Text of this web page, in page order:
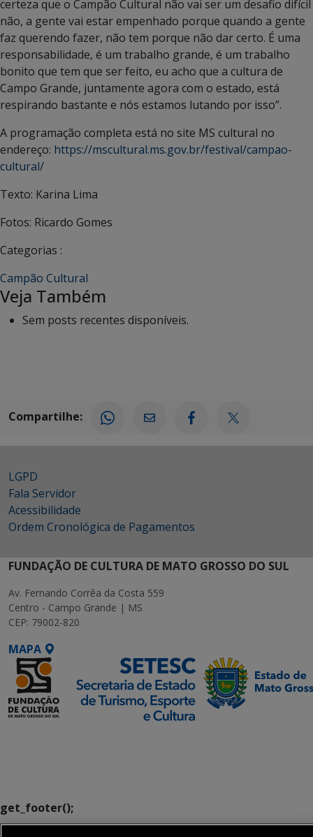
certeza que o Campão Cultural não vai ser um desafio difícil
não, a gente vai estar empenhado porque quando a gente
faz querendo fazer, não tem porque não dar certo. É uma
responsabilidade, é um trabalho grande, é um trabalho
bonito que tem que ser feito, eu acho que a cultura de
Campo Grande, juntamente agora com o estado, está
respirando bastante e nós estamos lutando por isso”.
A programação completa está no site MS cultural no
endereço: https://mscultural.ms.gov.br/festival/campao-
cultural/
Texto: Karina Lima
Fotos: Ricardo Gomes
Categorias :
Campão Cultural
Veja Também
Sem posts recentes disponíveis.
Compartilhe:
LGPD
Fala Servidor
Acessibilidade
Ordem Cronológica de Pagamentos
FUNDAÇÃO DE CULTURA DE MATO GROSSO DO SUL
Av. Fernando Corrêa da Costa 559
Centro - Campo Grande | MS
CEP: 79002-820
MAPA
get_footer();